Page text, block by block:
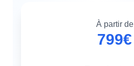
À partir de
799€